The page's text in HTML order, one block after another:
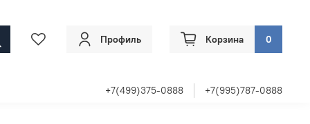
Профиль Корзина 0
+7(499)375-0888 +7(995)787-0888